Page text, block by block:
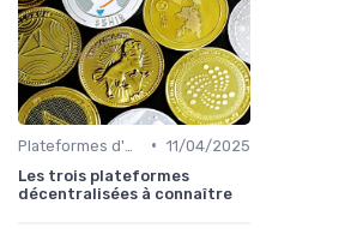
• 11/04/2025
Les trois plateformes
décentralisées à connaître